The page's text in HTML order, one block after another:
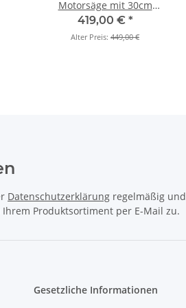
Motorsäge mit 30cm
(Grundgerät)
419,00 € *
Alter Preis: 449,00 €
Datenschutzerklärung regelmäßig und
Produktsortiment per E-Mail zu.
Gesetzliche Informationen